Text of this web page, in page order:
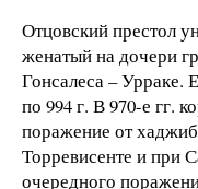
Отцовский престол
женатый на дочери
Гонсалеса – Урраке.
по 994 г. В 970-е гг.
поражение от
Торревисенте и при
очередного